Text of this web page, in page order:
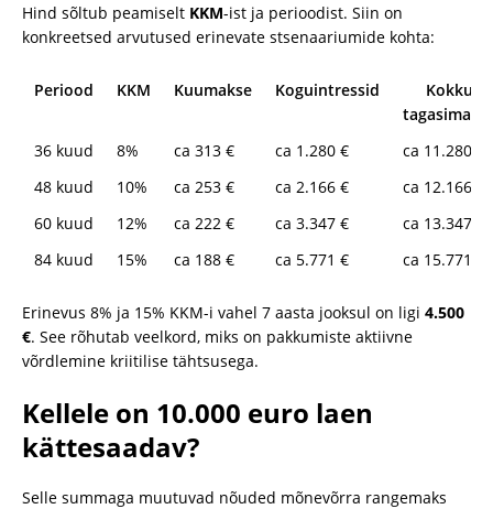
Hind sõltub peamiselt KKM-ist ja perioodist. Siin on
konkreetsed arvutused erinevate stsenaariumide kohta:
Periood KKM Kuumakse Koguintressid
Kokku
36 kuud
8% ca 313 € ca 1.280 €
ca 11.280 €
48 kuud
10% ca 253 € ca 2.166 €
ca 12.166 €
60 kuud
12% ca 222 € ca 3.347 €
ca 13.347 €
84 kuud
15% ca 188 € ca 5.771 € ca 15.771 €
Erinevus 8% ja 15% KKM-i vahel 7 aasta jooksul on ligi 4.500
€. See rõhutab veelkord, miks on pakkumiste aktiivne
võrdlemine kriitilise tähtsusega.
Kellele on 10.000 euro laen
kättesaadav?
Selle summaga muutuvad nõuded mõnevõrra rangemaks